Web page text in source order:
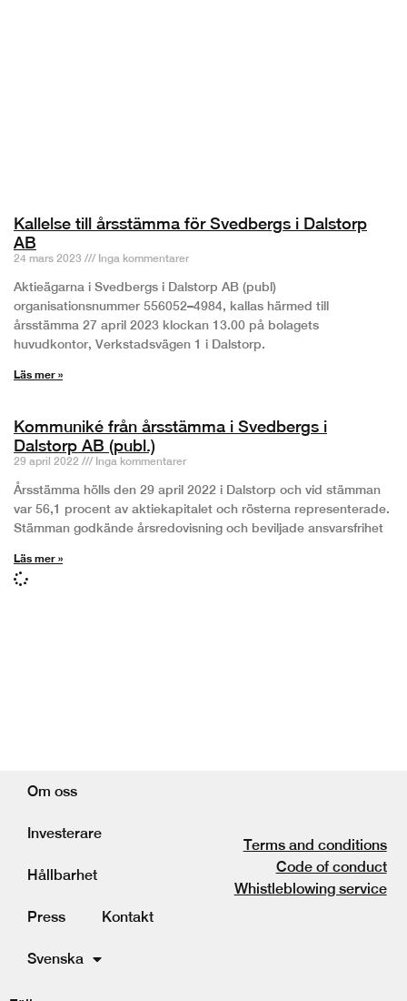
Kallelse till årsstämma för Svedbergs i Dalstorp
AB
24 mars 2023 Inga kommentarer
Aktieägarna i Svedbergs i Dalstorp AB (publ)
organisationsnummer 556052–4984, kallas härmed till
årsstämma 27 april 2023 klockan 13.00 på bolagets
huvudkontor, Verkstadsvägen 1 i Dalstorp.
Läs mer »
Kommuniké från årsstämma i Svedbergs i
Dalstorp AB (publ.)
29 april 2022 Inga kommentarer
Årsstämma hölls den 29 april 2022 i Dalstorp och vid stämman
var 56,1 procent av aktiekapitalet och rösterna representerade.
Stämman godkände årsredovisning och beviljade ansvarsfrihet
Läs mer »
Om oss
Investerare
Hållbarhet
Press Kontakt
Svenska
Terms and conditions
Code of conduct
Whistleblowing service